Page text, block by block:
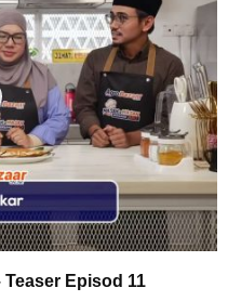
Teaser Episod 11